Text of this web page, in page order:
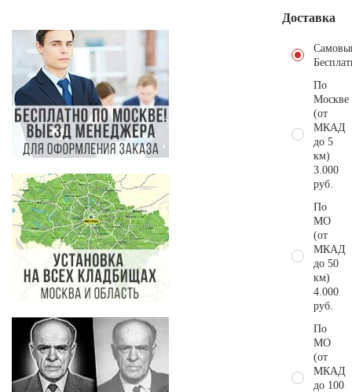
Доставка
По
Москве
(от
МКАД
до 5
км)
3.000
руб.
По
МО
(от
МКАД
до 50
км)
4.000
руб.
По
МО
(от
МКАД
до 100